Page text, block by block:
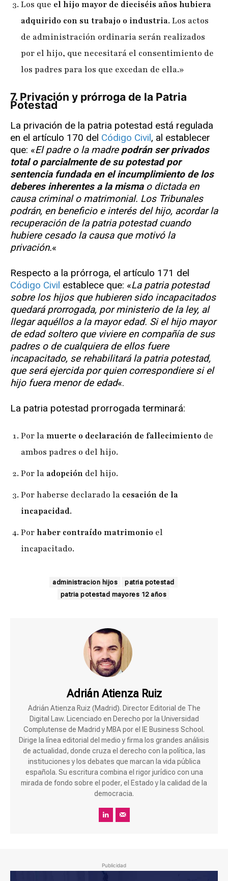
Los que el hijo mayor de dieciséis años hubiera
adquirido con su trabajo o industria. Los actos
de administración ordinaria serán realizados
por el hijo, que necesitará el consentimiento de
los padres para los que excedan de ella.»
7. Privación y prórroga de la Patria
Potestad
La privación de la patria potestad está regulada
en el artículo 170 del Código Civil, al establecer
que: «El padre o la madre podrán ser privados
total o parcialmente de su potestad por
sentencia fundada en el incumplimiento de los
deberes inherentes a la mismao dictada en
causa criminal o matrimonial. Los Tribunales
podrán, en beneficio e interés del hijo, acordar la
recuperación de la patria potestad cuando
hubiere cesado la causa que motivó la
privación.«
Respecto a la prórroga, el artículo 171 del
Código Civil establece que: «La patria potestad
sobre los hijos que hubieren sido incapacitados
quedará prorrogada, por ministerio de la ley, al
llegar aquéllos a la mayor edad. Si el hijo mayor
de edad soltero que viviere en compañía de sus
padres o de cualquiera de ellos fuere
incapacitado, se rehabilitará la patria potestad,
que será ejercida por quien correspondiere si el
hijo fuera menor de edad«.
La patria potestad prorrogada terminará:
Por lamuerte o declaración de fallecimiento de
ambos padres o del hijo.
Por la adopción del hijo.
Por haberse declarado la cesación de la
incapacidad.
Porhaber contraído matrimonio el
incapacitado.
administracion hijos
patria potestad
patria potestad mayores 12 años
Adrián Atienza Ruiz
Adrián Atienza Ruiz (Madrid). Director Editorial de The
Digital Law. Licenciado en Derecho por la Universidad
Complutense de Madrid y MBA por el IE Business School.
Dirige la línea editorial del medio y firma los grandes análisis
de actualidad, donde cruza el derecho con la política, las
instituciones y los debates que marcan la vida pública
española. Su escritura combina el rigor jurídico con una
mirada de fondo sobre el poder, el Estado y la calidad de la
democracia.
Publicidad